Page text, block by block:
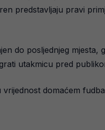
predstavljaju pravi
do posljednjeg mjesta,
utakmicu pred
domaćem